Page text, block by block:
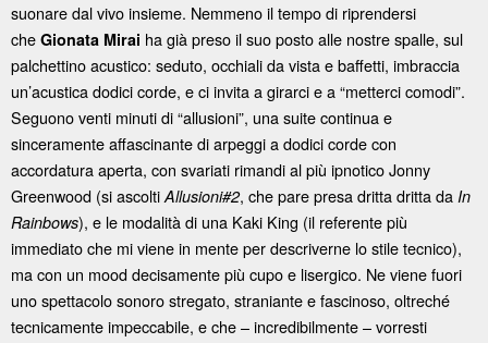
suonare dal vivo insieme. Nemmeno il tempo di riprendersi
che Gionata Mirai ha già preso il suo posto alle nostre spalle, sul
palchettino acustico: seduto, occhiali da vista e baffetti, imbraccia
un’acustica dodici corde, e ci invita a girarci e a “metterci comodi”.
Seguono venti minuti di “allusioni”, una suite continua e
sinceramente affascinante di arpeggi a dodici corde con
accordatura aperta, con svariati rimandi al più ipnotico Jonny
Greenwood (si ascoltiAllusioni#2, che pare presa dritta dritta da In
Rainbows), e le modalità di una Kaki King (il referente più
immediato che mi viene in mente per descriverne lo stile tecnico),
ma con un mood decisamente più cupo e lisergico. Ne viene fuori
uno spettacolo sonoro stregato, straniante e fascinoso, oltreché
tecnicamente impeccabile, e che – incredibilmente – vorresti